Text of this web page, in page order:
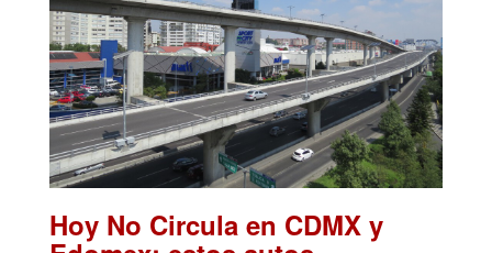
Hoy No Circula en CDMX y